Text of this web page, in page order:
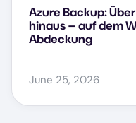
Azure Backup:
hinaus – auf dem
Abdeckung
June 25, 2026